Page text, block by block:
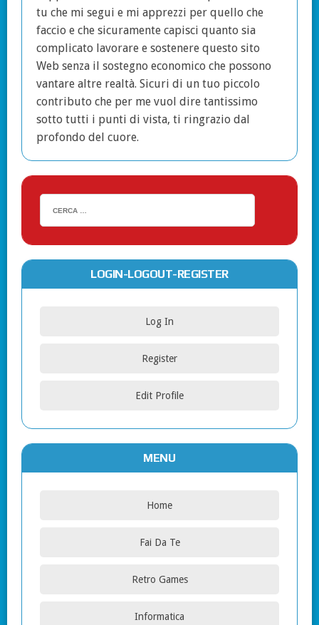
tu che mi segui e mi apprezzi per quello che
faccio e che sicuramente capisci quanto sia
complicato lavorare e sostenere questo sito
Web senza il sostegno economico che possono
vantare altre realtà. Sicuri di un tuo piccolo
contributo che per me vuol dire tantissimo
sotto tutti i punti di vista, ti ringrazio dal
profondo del cuore.
LOGIN-LOGOUT-REGISTER
Log In
Register
Edit Profile
MENU
Home
Fai Da Te
Retro Games
Informatica